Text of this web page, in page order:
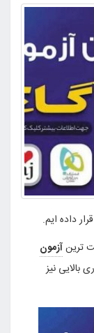
داده ایم.
ترینآزمون
بالایی نیز